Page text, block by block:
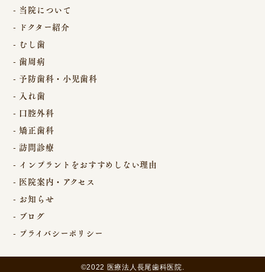
当院について
ドクター紹介
むし歯
歯周病
予防歯科・小児歯科
入れ歯
口腔外科
矯正歯科
訪問診療
インプラントをおすすめしない理由
医院案内・アクセス
お知らせ
ブログ
プライバシーポリシー
©2022 医療法人長尾歯科医院.